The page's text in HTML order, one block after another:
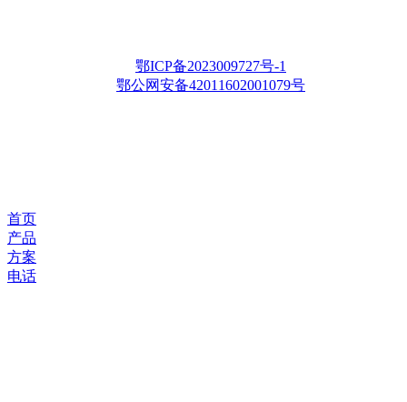
鄂ICP备2023009727号-1
鄂公网安备42011602001079号
首页
产品
方案
电话